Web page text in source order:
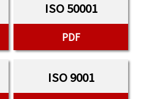
ISO 50001
PDF
ISO 9001